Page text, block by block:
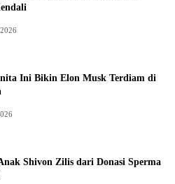
Ini Bikin Elon Musk Terdiam di
Shivon Zilis dari Donasi Sperma